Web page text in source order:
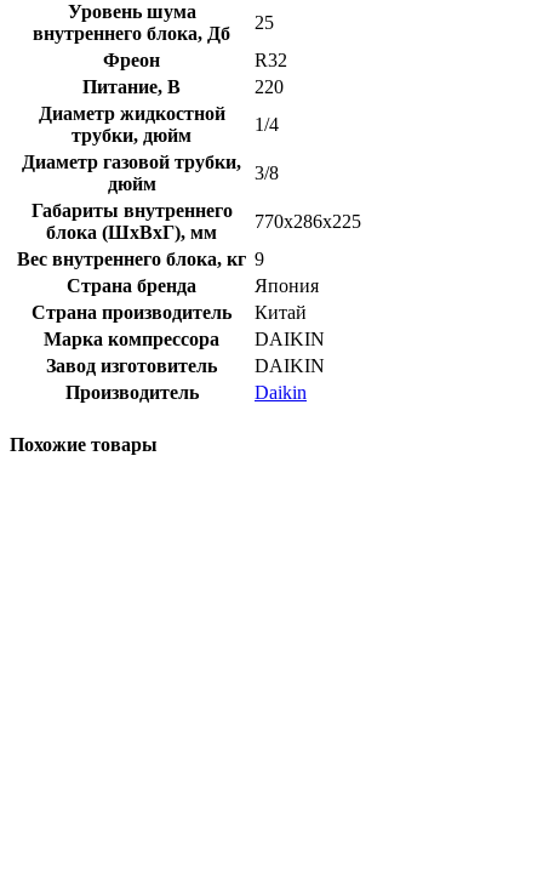
Уровень шума
внутреннего блока, Дб
25
Фреон
R32
Питание, В
220
Диаметр жидкостной
трубки, дюйм
1/4
Диаметр газовой трубки,
дюйм
3/8
Габариты внутреннего
блока (ШхВхГ), мм
770x286x225
Вес внутреннего блока, кг 9
Страна бренда
Япония
Страна производитель
Китай
Марка компрессора
DAIKIN
Завод изготовитель
DAIKIN
Производитель
Daikin
Похожие товары